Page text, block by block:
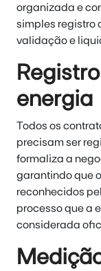
organizada e
simples registro
validação e
energia
Todos os
precisam ser
formaliza a
garantindo que
reconhecidos
processo que a
considerada